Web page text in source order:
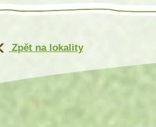
Zpět na lokality